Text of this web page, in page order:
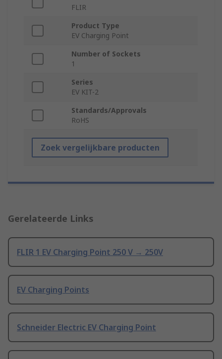
FLIR
Product Type
EV Charging Point
Number of Sockets
1
Series
EV KIT-2
Standards/Approvals
RoHS
Zoek vergelijkbare producten
Gerelateerde Links
FLIR 1 EV Charging Point 250 V → 250V
EV Charging Points
Schneider Electric EV Charging Point